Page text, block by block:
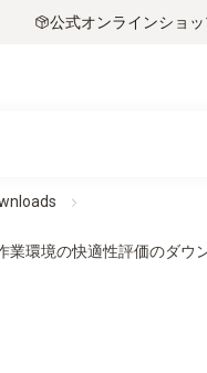
公式オンラインショ
業環境の快適性評価のダウ